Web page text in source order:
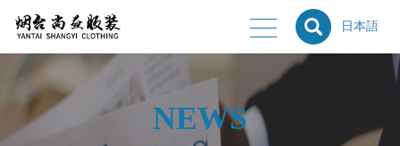
日本語
NEWS